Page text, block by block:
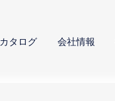
タログ 会社情報